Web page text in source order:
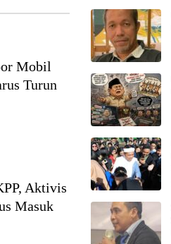
Mobil
Turun
Aktivis
Masuk